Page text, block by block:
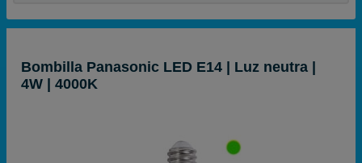
Bombilla Panasonic LED E14 | Luz neutra |
4W | 4000K